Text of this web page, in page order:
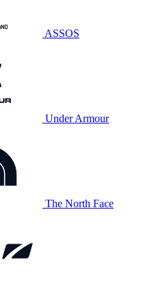
ASSOS
Under Armour
The North Face